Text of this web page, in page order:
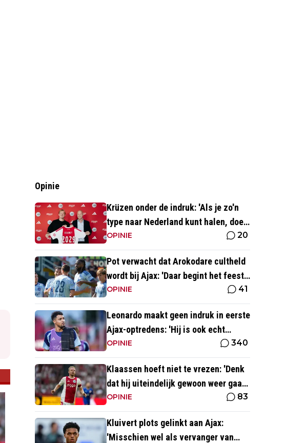
Opinie
Krüzen onder de indruk: 'Als je zo'n
type naar Nederland kunt halen, doe
je iets goed'
OPINIE 20
Pot verwacht dat Arokodare cultheld
wordt bij Ajax: 'Daar begint het feest
eigenlijk al'
OPINIE 41
Leonardo maakt geen indruk in eerste
Ajax-optredens: 'Hij is ook echt
langzaam'
OPINIE 340
Klaassen hoeft niet te vrezen: 'Denk
dat hij uiteindelijk gewoon weer gaat
spelen'
OPINIE 83
Kluivert plots gelinkt aan Ajax:
'Misschien wel als vervanger van